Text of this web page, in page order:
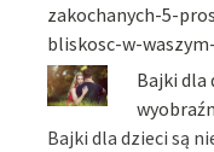
zakochanych-5-
bliskosc-w-
Bajki dla
Bajki dla dzieci są